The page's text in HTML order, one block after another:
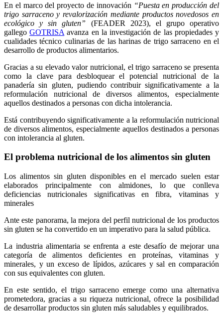
En el marco del proyecto de innovación “Puesta en producción del
trigo sarraceno y revalorización mediante productos novedosos en
ecológico y sin gluten” (FEADER 2023), el grupo operativo
gallegoGOTRISA avanza en la investigación de las propiedades y
cualidades técnico culinarias de las harinas de trigo sarraceno en el
desarrollo de productos alimentarios.
Gracias a su elevado valor nutricional, el trigo sarraceno se presenta
como la clave para desbloquear el potencial nutricional de la
panadería sin gluten, pudiendo contribuir significativamente a la
reformulación nutricional de diversos alimentos, especialmente
aquellos destinados a personas con dicha intolerancia.
Está contribuyendo significativamente a la reformulación nutricional
de diversos alimentos, especialmente aquellos destinados a personas
con intolerancia al gluten.
El problema nutricional de los alimentos sin gluten
Los alimentos sin gluten disponibles en el mercado suelen estar
elaborados principalmente con almidones, lo que conlleva
deficiencias nutricionales significativas en fibra, vitaminas y
minerales
Ante este panorama, la mejora del perfil nutricional de los productos
sin gluten se ha convertido en un imperativo para la salud pública.
La industria alimentaria se enfrenta a este desafío de mejorar una
categoría de alimentos deficientes en proteínas, vitaminas y
minerales, y un exceso de lípidos, azúcares y sal en comparación
con sus equivalentes con gluten.
En este sentido, el trigo sarraceno emerge como una alternativa
prometedora, gracias a su riqueza nutricional, ofrece la posibilidad
de desarrollar productos sin gluten más saludables y equilibrados.